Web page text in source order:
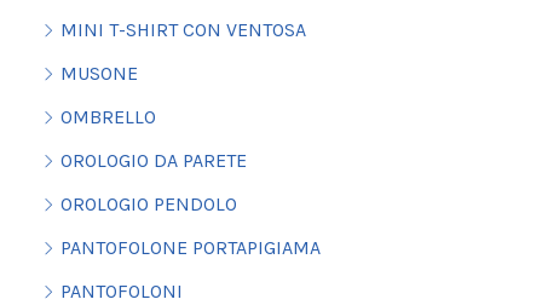
MINI T-SHIRT CON VENTOSA
MUSONE
OMBRELLO
OROLOGIO DA PARETE
OROLOGIO PENDOLO
PANTOFOLONE PORTAPIGIAMA
PANTOFOLONI